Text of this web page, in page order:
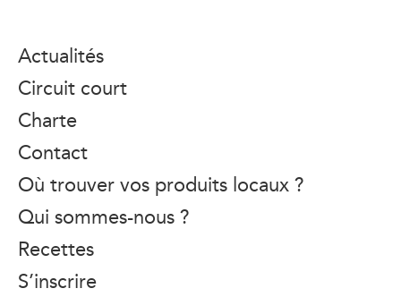
Actualités
Circuit court
Charte
Contact
Où trouver vos produits locaux ?
Qui sommes-nous ?
Recettes
S’inscrire